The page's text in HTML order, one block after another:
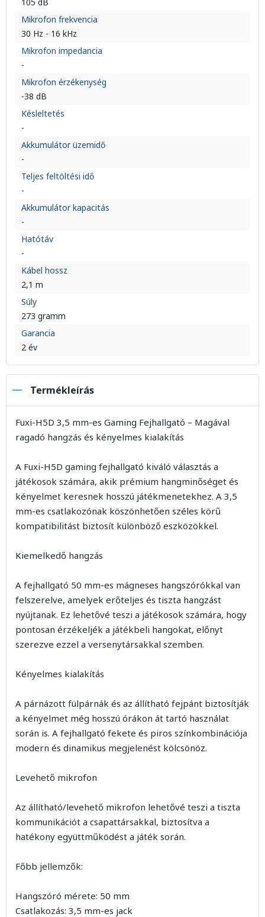
Mikrofon frekvencia
30 Hz - 16 kHz
Mikrofon impedancia
-
Mikrofon érzékenység
-38 dB
Késleltetés
-
Akkumulátor üzemidő
-
Teljes feltöltési idő
-
Akkumulátor kapacitás
-
Hatótáv
-
Kábel hossz
2,1 m
Súly
273 gramm
Garancia
2 év
Termékleírás
Fuxi-H5D 3,5 mm-es Gaming Fejhallgató – Magával
ragadó hangzás és kényelmes kialakítás
A Fuxi-H5D gaming fejhallgató kiváló választás a
játékosok számára, akik prémium hangminőséget és
kényelmet keresnek hosszú játékmenetekhez. A 3,5
mm-es csatlakozónak köszönhetően széles körű
kompatibilitást biztosít különböző eszközökkel.
Kiemelkedő hangzás
A fejhallgató 50 mm-es mágneses hangszórókkal van
felszerelve, amelyek erőteljes és tiszta hangzást
nyújtanak. Ez lehetővé teszi a játékosok számára, hogy
pontosan érzékeljék a játékbeli hangokat, előnyt
szerezve ezzel a versenytársakkal szemben.
Kényelmes kialakítás
A párnázott fülpárnák és az állítható fejpánt biztosítják
a kényelmet még hosszú órákon át tartó használat
során is. A fejhallgató fekete és piros színkombinációja
modern és dinamikus megjelenést kölcsönöz.
Levehető mikrofon
Az állítható/levehető mikrofon lehetővé teszi a tiszta
kommunikációt a csapattársakkal, biztosítva a
hatékony együttműködést a játék során.
Főbb jellemzők:
Hangszóró mérete: 50 mm
Csatlakozás: 3,5 mm-es jack